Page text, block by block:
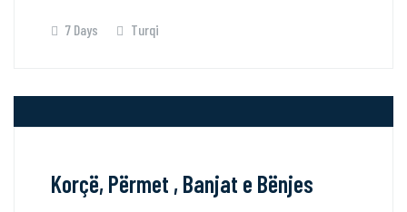
7 Days Turqi
Korçë, Përmet , Banjat e Bënjes